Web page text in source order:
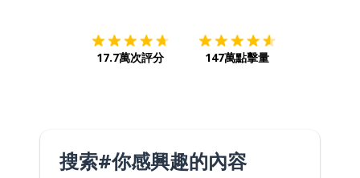
17.7萬次評分 147萬點擊量
搜索#你感興趣的內容